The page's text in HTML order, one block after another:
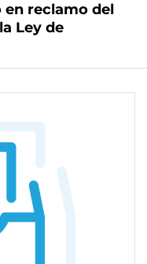
en reclamo del
Ley de